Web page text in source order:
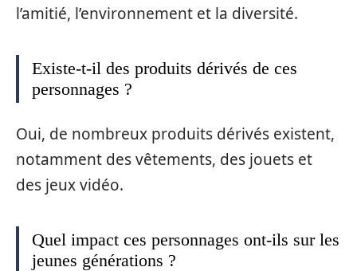
l’amitié, l’environnement et la diversité.
Existe-t-il des produits dérivés de ces
personnages ?
Oui, de nombreux produits dérivés existent,
notamment des vêtements, des jouets et
des jeux vidéo.
Quel impact ces personnages ont-ils sur les
jeunes générations ?